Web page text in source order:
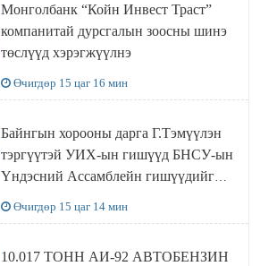
Монголбанк “Койн Инвест Траст”
компанитай дурсгалын зоосны шинэ
төслүүд хэрэгжүүлнэ
Өчигдөр 15 цаг 16 мин
Байнгын хорооны дарга Г.Тэмүүлэн
тэргүүтэй УИХ-ын гишүүд БНСУ-ын
Үндэсний Ассамблейн гишүүдийг
Өчигдөр 15 цаг 14 мин
10.017 ТОНН АИ-92 АВТОБЕНЗИН